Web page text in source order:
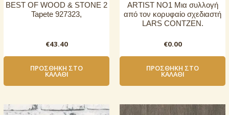
BEST OF WOOD & STONE 2
Tapete 927323,
€43.40
ΠΡΟΣΘΉΚΗ ΣΤΟ
ΚΑΛΆΘΙ
ARTIST NO1 Μια συλλογή
από τον κορυφαίο σχεδιαστή
LARS CONTZEN.
€0.00
ΠΡΟΣΘΉΚΗ ΣΤΟ
ΚΑΛΆΘΙ